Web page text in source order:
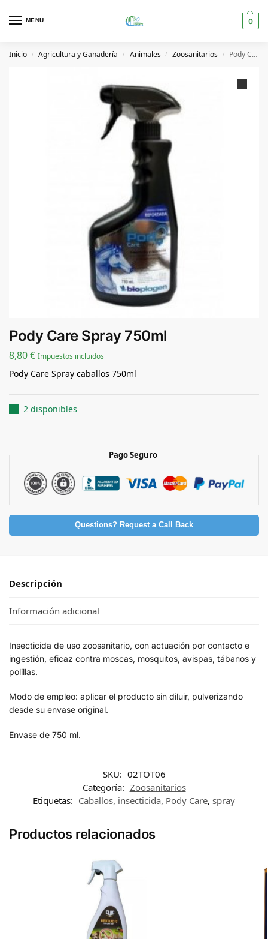
MENU 0
Inicio / Agricultura y Ganadería / Animales / Zoosanitarios / Pody Care Spray 750ml
Pody Care Spray 750ml
8,80€ Impuestos incluidos
Pody Care Spray caballos 750ml
2 disponibles
Pago Seguro
Questions? Request a Call Back
Descripción
Información adicional
Insecticida de uso zoosanitario, con actuación por contacto e
ingestión, eficaz contra moscas, mosquitos, avispas, tábanos y
polillas.
Modo de empleo: aplicar el producto sin diluir, pulverizando
desde su envase original.
Envase de 750 ml.
SKU: 02TOT06
Categoría: Zoosanitarios
Etiquetas: Caballos, insecticida, Pody Care, spray
Productos relacionados